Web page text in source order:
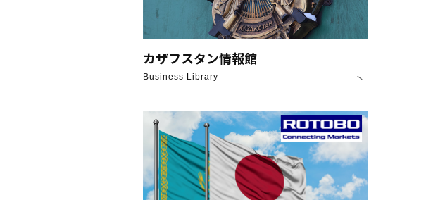
カザフスタン情報館
Business Library